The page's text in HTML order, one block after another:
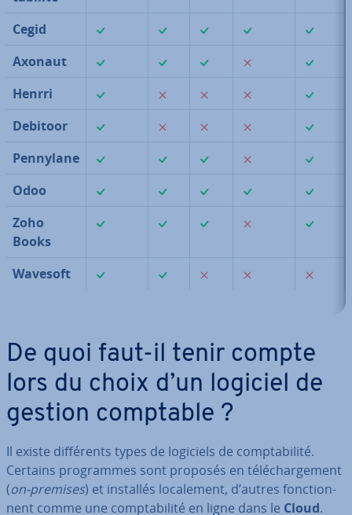
Cegid
Axonaut
Henrri
Debitoor
Pennylane
Odoo
Zoho
Books
Wavesoft
De quoi faut-il tenir compte
lors du choix d’un logiciel de
gestion comptable ?
Il existe dif­fé­rents types de logiciels de comp­ta­bi­lité.
Certains pro­grammes sont proposés en té­lé­char­ge­ment
(on-premises) et installés lo­ca­le­ment, d’autres fonc­tion­
nent comme une comp­ta­bi­lité en ligne dans le Cloud.